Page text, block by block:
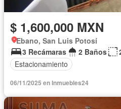
$ 1,600,000 MXN
Ebano, San Luis Potosí
3 Recámaras
2 Baños
Estacionamiento
06/11/2025 en Inmuebles24